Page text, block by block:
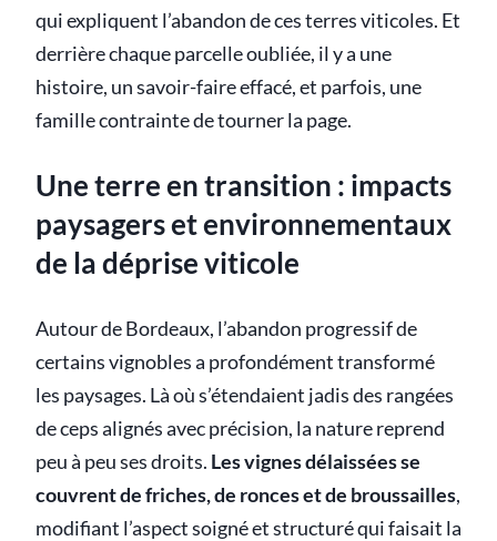
qui expliquent l’abandon de ces terres viticoles. Et
derrière chaque parcelle oubliée, il y a une
histoire, un savoir-faire effacé, et parfois, une
famille contrainte de tourner la page.
Une terre en transition : impacts
paysagers et environnementaux
de la déprise viticole
Autour de Bordeaux, l’abandon progressif de
certains vignobles a profondément transformé
les paysages. Là où s’étendaient jadis des rangées
de ceps alignés avec précision, la nature reprend
peu à peu ses droits. Les vignes délaissées se
couvrent de friches, de ronces et de broussailles,
modifiant l’aspect soigné et structuré qui faisait la